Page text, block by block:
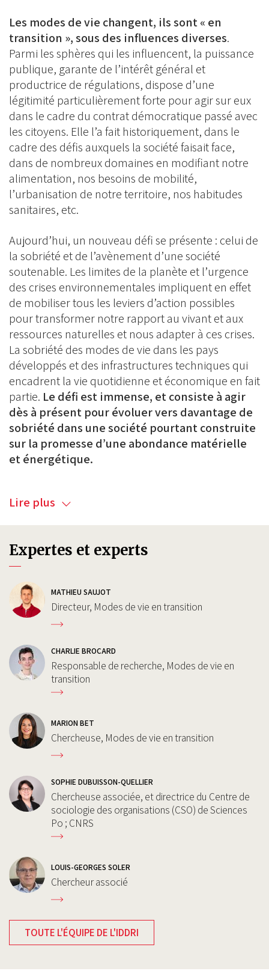
Les modes de vie changent, ils sont « en
transition », sous des influences diverses.
Parmi les sphères qui les influencent, la puissance
publique, garante de l’intérêt général et
productrice de régulations, dispose d’une
légitimité particulièrement forte pour agir sur eux
dans le cadre du contrat démocratique passé avec
les citoyens. Elle l’a fait historiquement, dans le
cadre des défis auxquels la société faisait face,
dans de nombreux domaines en modifiant notre
alimentation, nos besoins de mobilité,
l’urbanisation de notre territoire, nos habitudes
sanitaires, etc.
Aujourd’hui, un nouveau défi se présente : celui de
la sobriété et de l’avènement d’une société
soutenable. Les limites de la planète et l’urgence
des crises environnementales impliquent en effet
de mobiliser tous les leviers d’action possibles
pour transformer notre rapport au vivant et aux
ressources naturelles et nous adapter à ces crises.
La sobriété des modes de vie dans les pays
développés et des infrastructures techniques qui
encadrent la vie quotidienne et économique en fait
partie. Le défi est immense, et consiste à agir
dès à présent pour évoluer vers davantage de
sobriété dans une société pourtant construite
sur la promesse d’une abondance matérielle
et énergétique.
Lire plus
Expertes et experts
MATHIEU SAUJOT
Directeur, Modes de vie en transition
CHARLIE BROCARD
Responsable de recherche, Modes de vie en
transition
MARION BET
Chercheuse, Modes de vie en transition
SOPHIE DUBUISSON-QUELLIER
Chercheuse associée, et directrice du Centre de
sociologie des organisations (CSO) de Sciences
Po ; CNRS
LOUIS-GEORGES SOLER
Chercheur associé
TOUTE L'ÉQUIPE DE L'IDDRI